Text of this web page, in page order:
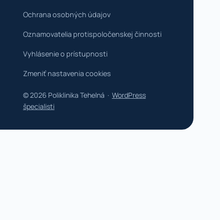
Ochrana osobných údajov
Oznamovatelia protispoločenskej činnosti
Vyhlásenie o prístupnosti
Zmeniť nastavenia cookies
© 2026 Poliklinika Tehelná · WordPress
špecialisti